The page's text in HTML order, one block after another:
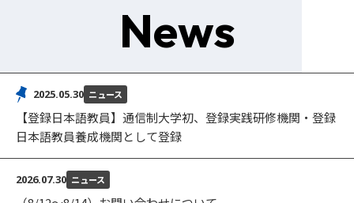
News
2025.05.30 ニュース
【登録日本語教員】通信制大学初、登録実践研修機関・登録
日本語教員養成機関として登録
2026.07.30 ニュース